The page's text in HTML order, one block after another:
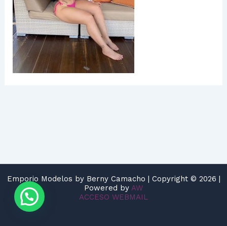
Emporio Modelos by Berny Camacho | Copyright © 2026 |
Powered by AW
ACCESO WEBMAIL